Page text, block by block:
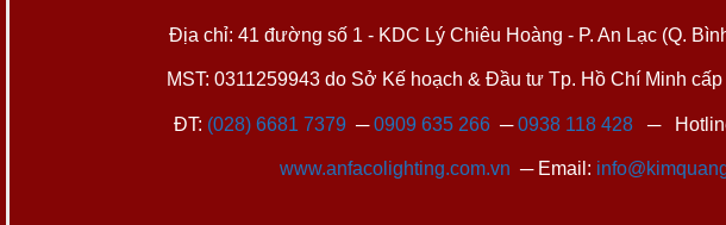
Địa chỉ: 41 đường số 1 - KDC Lý Chiêu Hoàng - P. An Lạc (Q.
MST: 0311259943 do Sở Kế hoạch & Đầu tư Tp. Hồ Chí Minh
ĐT: (028) 6681 7379 ─0909 635 266─0938 118 428─
www.anfacolighting.com.vn ─ Email: